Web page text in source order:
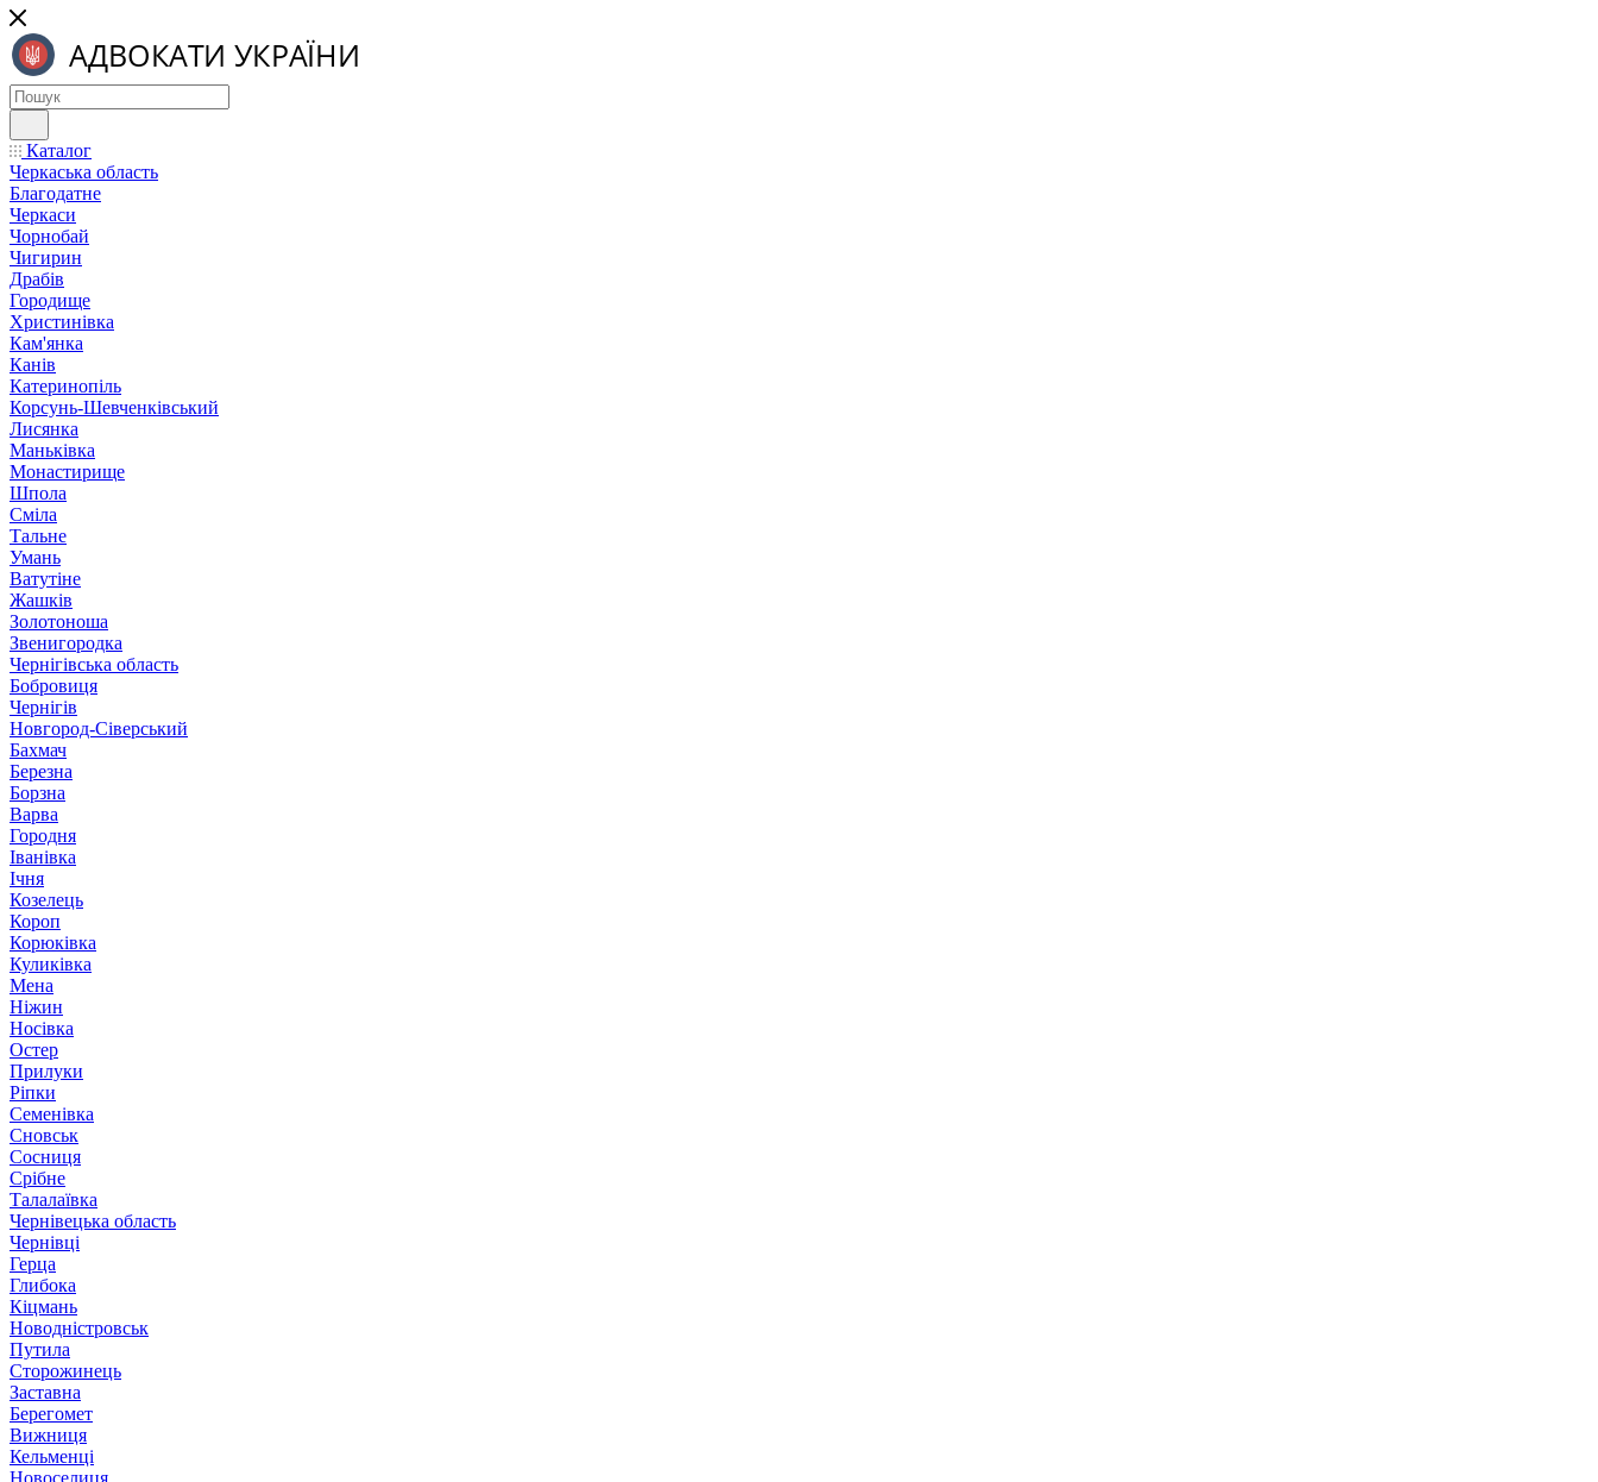
Каталог
Черкаська область
Благодатне
Черкаси
Чорнобай
Чигирин
Драбів
Городище
Христинівка
Кам'янка
Канів
Катеринопіль
Корсунь-Шевченківський
Лисянка
Маньківка
Монастирище
Шпола
Сміла
Тальне
Умань
Ватутіне
Жашків
Золотоноша
Звенигородка
Чернігівська область
Бобровиця
Чернігів
Новгород-Сіверський
Бахмач
Березна
Борзна
Варва
Городня
Іванівка
Ічня
Козелець
Короп
Корюківка
Куликівка
Мена
Ніжин
Носівка
Остер
Прилуки
Ріпки
Семенівка
Сновськ
Сосниця
Срібне
Талалаївка
Чернівецька область
Чернівці
Герца
Глибока
Кіцмань
Новодністровськ
Путила
Сторожинець
Заставна
Берегомет
Вижниця
Кельменці
Новоселиця